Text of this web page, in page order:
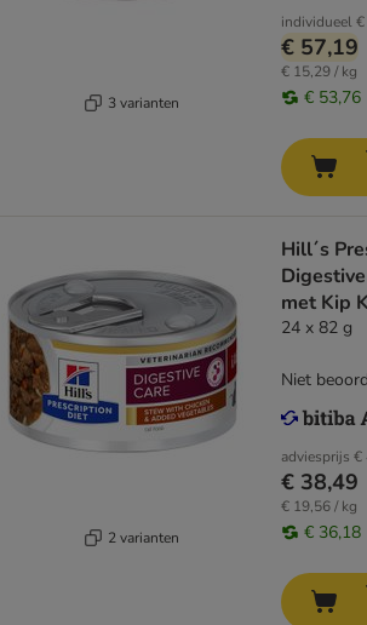
3 varianten
individueel
€ 57,19
€ 15,29 / kg
€ 53,76
2 varianten
Hill´s
met Kip
24 x 82 g
adviesprijs €
€ 38,49
€ 19,56 / kg
€ 36,18
Niet